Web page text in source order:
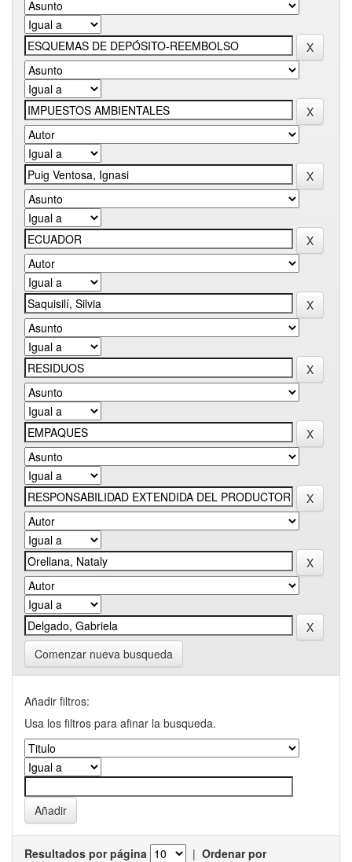
Comenzar nueva busqueda
Añadir filtros:
Usa los filtros para afinar la busqueda.
Resultados por página | Ordenar por